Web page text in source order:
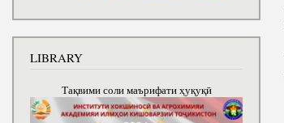
LIBRARY
Тақвими соли маърифати ҳуқуқӣ